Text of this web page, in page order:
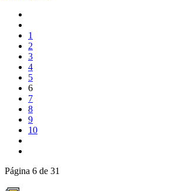
1
2
3
4
5
6
7
8
9
10
Página 6 de 31